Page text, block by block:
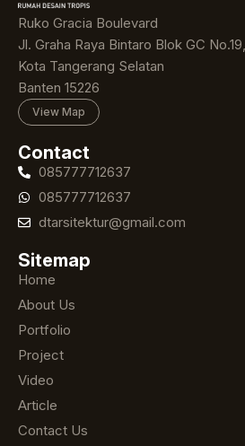
Ruko Gracia Boulevard
Jl. Graha Raya Bintaro Blok GC
Kota Tangerang Selatan
Banten 15226
View Map
Contact
085777712637
085777712637
dtarsitektur@gmail.com
Sitemap
Home
About Us
Portfolio
Project
Video
Article
Contact Us